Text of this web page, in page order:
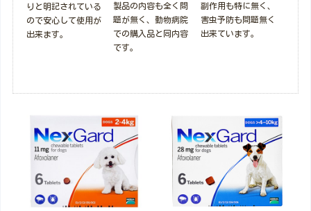
りと明記されている
ので安心して使用が
出来ます。
製品の内容も全く問
題が無く、動物病院
での購入品と同内容
です。
副作用も特に無く、
害虫予防も問題無く
出来ています。